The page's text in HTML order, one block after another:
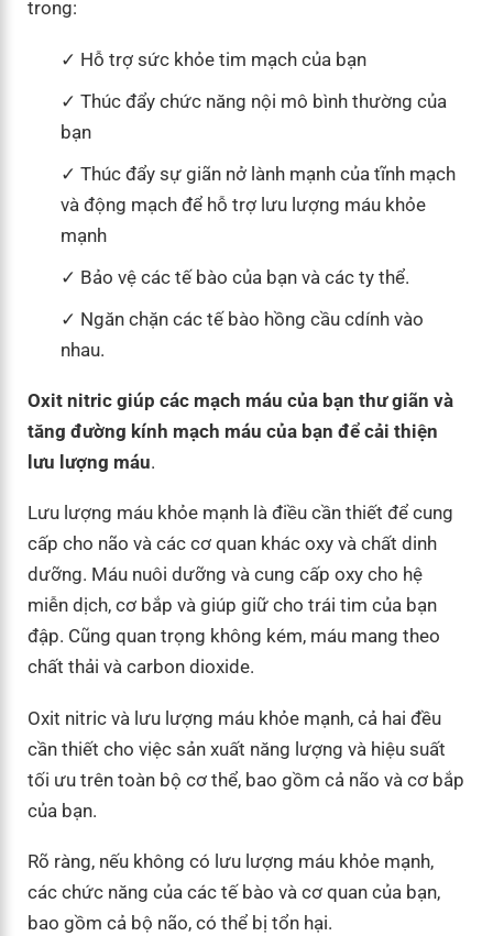
trong:
Hỗ trợ sức khỏe tim mạch của bạn
Thúc đẩy chức năng nội mô bình thường của
bạn
Thúc đẩy sự giãn nở lành mạnh của tĩnh mạch
và động mạch để hỗ trợ lưu lượng máu khỏe
mạnh
Bảo vệ các tế bào của bạn và các ty thể.
Ngăn chặn các tế bào hồng cầu cdính vào
nhau.
Oxit nitric giúp các mạch máu của bạn thư giãn và
tăng đường kính mạch máu của bạn để cải thiện
lưu lượng máu.
Lưu lượng máu khỏe mạnh là điều cần thiết để cung
cấp cho não và các cơ quan khác oxy và chất dinh
dưỡng. Máu nuôi dưỡng và cung cấp oxy cho hệ
miễn dịch, cơ bắp và giúp giữ cho trái tim của bạn
đập. Cũng quan trọng không kém, máu mang theo
chất thải và carbon dioxide.
Oxit nitric và lưu lượng máu khỏe mạnh, cả hai đều
cần thiết cho việc sản xuất năng lượng và hiệu suất
tối ưu trên toàn bộ cơ thể, bao gồm cả não và cơ bắp
của bạn.
Rõ ràng, nếu không có lưu lượng máu khỏe mạnh,
các chức năng của các tế bào và cơ quan của bạn,
bao gồm cả bộ não, có thể bị tổn hại.